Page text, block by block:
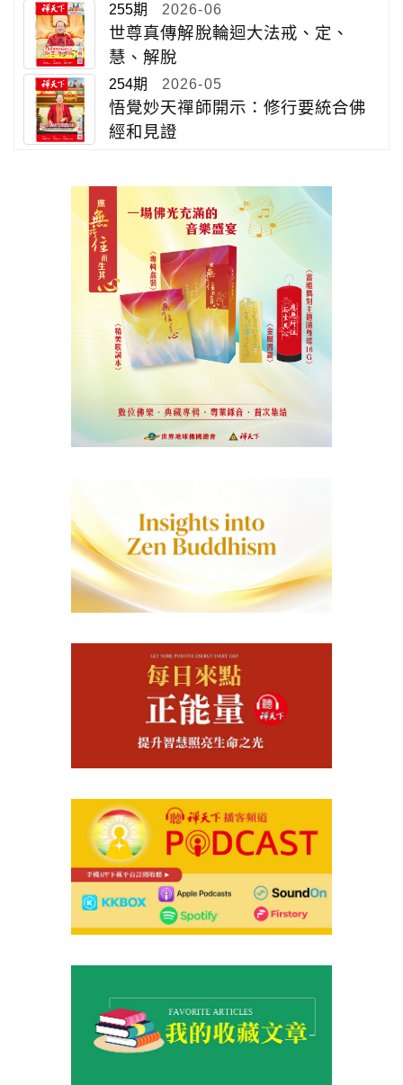
255期 2026-06
世尊真傳解脫輪迴大法戒、定、
慧、解脫
254期 2026-05
悟覺妙天禪師開示：修行要統合佛
經和見證